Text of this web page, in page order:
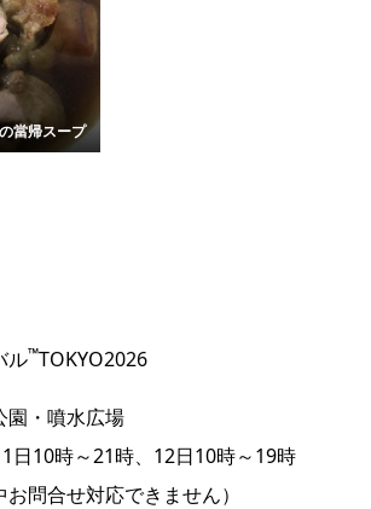
當帰スープ
ル™TOKYO2026
園・噴水広場
日10時～21時、12日10時～19時
お問合せ対応できません）